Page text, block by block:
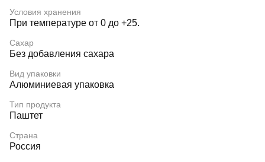
Условия хранения
При температуре от 0 до +25.
Сахар
Без добавления сахара
Вид упаковки
Алюминиевая упаковка
Тип продукта
Паштет
Страна
Россия